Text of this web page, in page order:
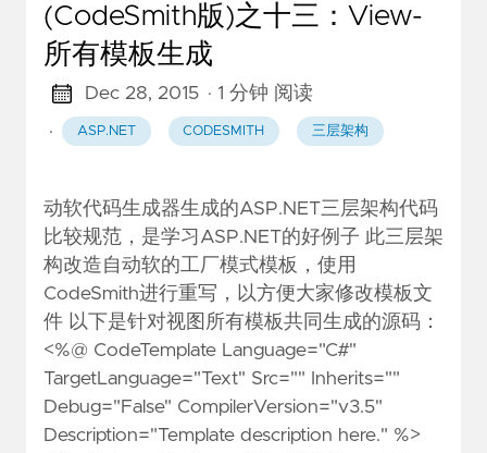
(CodeSmith版)之十三：View-
所有模板生成
Dec 28, 2015 · 1 分钟 阅读
·
ASP.NET CODESMITH 三层架构
动软代码生成器生成的ASP.NET三层架构代码
比较规范，是学习ASP.NET的好例子 此三层架
构改造自动软的工厂模式模板，使用
CodeSmith进行重写，以方便大家修改模板文
件 以下是针对视图所有模板共同生成的源码：
<%@ CodeTemplate Language="C#"
TargetLanguage="Text" Src="" Inherits=""
Debug="False" CompilerVersion="v3.5"
Description="Template description here." %>